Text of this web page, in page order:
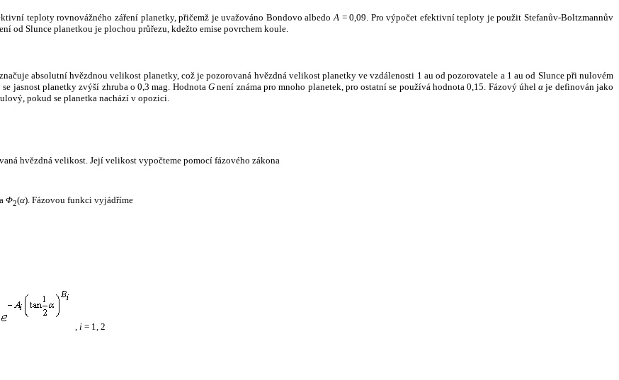
teploty rovnovážného záření planetky, přičemž je uvažováno Bondovo albedo A = 0,09. Pro výpočet efektivní teploty je použit Stefanův-Boltzmannův
od Slunce planetkou je plochou průřezu, kdežto emise povrchem koule.
absolutní hvězdnou velikost planetky, což je pozorovaná hvězdná velikost planetky ve vzdálenosti 1 au od pozorovatele a 1 au od Slunce při nulovém
jasnost planetky zvýší zhruba o 0,3 mag. HodnotaG není známa pro mnoho planetek, pro ostatní se používá hodnota 0,15. Fázový úhelα je definován jako
pokud se planetka nachází v opozici.
hvězdná velikost. Její velikost vypočteme pomocí fázového zákona
Φ2(α). Fázovou funkci vyjádříme
, i = 1, 2